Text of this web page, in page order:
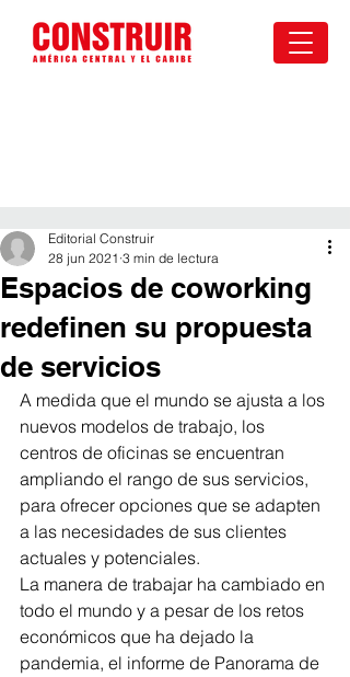
Espacios de coworking
redefinen su propuesta
de servicios
Editorial Construir
28 jun 2021 3 min de lectura
A medida que el mundo se ajusta a los
nuevos modelos de trabajo, los
centros de oficinas se encuentran
ampliando el rango de sus servicios,
para ofrecer opciones que se adapten
a las necesidades de sus clientes
actuales y potenciales.
La manera de trabajar ha cambiado en
todo el mundo y a pesar de los retos
económicos que ha dejado la
pandemia, el informe de Panorama de